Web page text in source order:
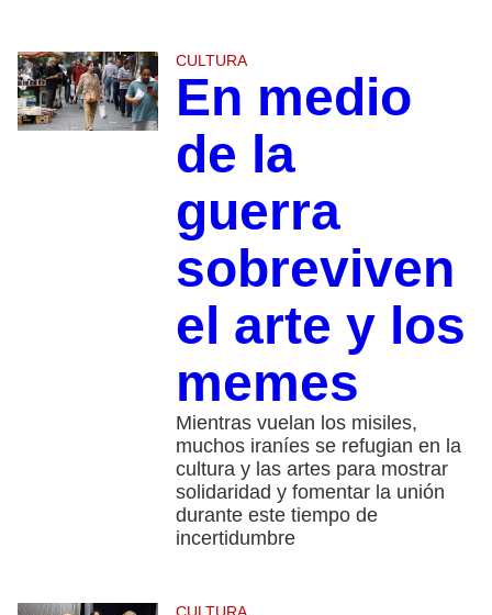
CULTURA
En medio
de la
guerra
sobreviven
el arte y los
memes
Mientras vuelan los misiles,
muchos iraníes se refugian en la
cultura y las artes para mostrar
solidaridad y fomentar la unión
durante este tiempo de
incertidumbre